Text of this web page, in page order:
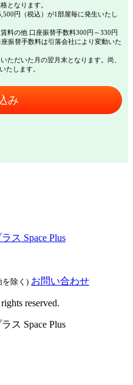
となります。
円（税込）が1部屋毎に発生いたし
料の他 口座振替手数料300円～330円
振替手数料は引落会社により変動いた
ただいた月の翌月末となります。尚、
たします。
み
を除く) お問い合わせ
reserved.